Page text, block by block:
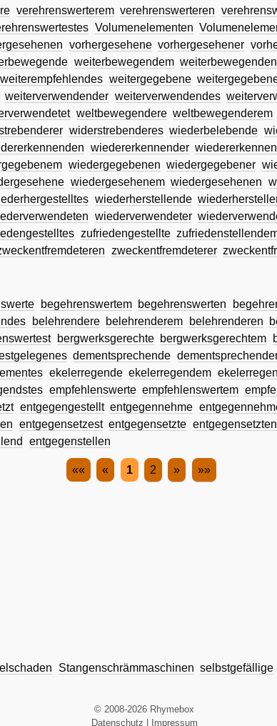
verehrenswerterem verehrenswerteren
Volumenelementen
vorhergesehene vorhergesehener
weiterbewegendem weiterbewegenden
weiterempfehlendes weitergegebene
weiterverwendender weiterverwendendes
weltbewegendere weltbewegenderem
widerstrebenderes wiederbelebende
wiedererkennender
wiedergegebenen wiedergegebener
wiedergesehenem wiedergesehenen
wiederherstellende
wiederverwendeter
zufriedengestellte
zweckentfremdeterer
begehrenswertem begehrenswerten
belehrendere belehrenderem belehrenderen
bergwerksgerechte bergwerksgerechtem
dementsprechende
ekelerregende ekelerregendem
empfehlenswerte empfehlenswertem
entgegengestellt entgegennehme
entgegensetzest entgegensetzte entgegensetzten
entgegenstellen
«« « 1 2 » »»
Stangenschrämmaschinen selbstgefällige
© 2008-2026 Rhymebox
Datenschutz
Impressum